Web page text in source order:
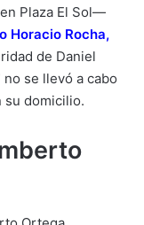
Plaza El Sol—
Horacio Rocha,
de Daniel
se llevó a cabo
su domicilio.